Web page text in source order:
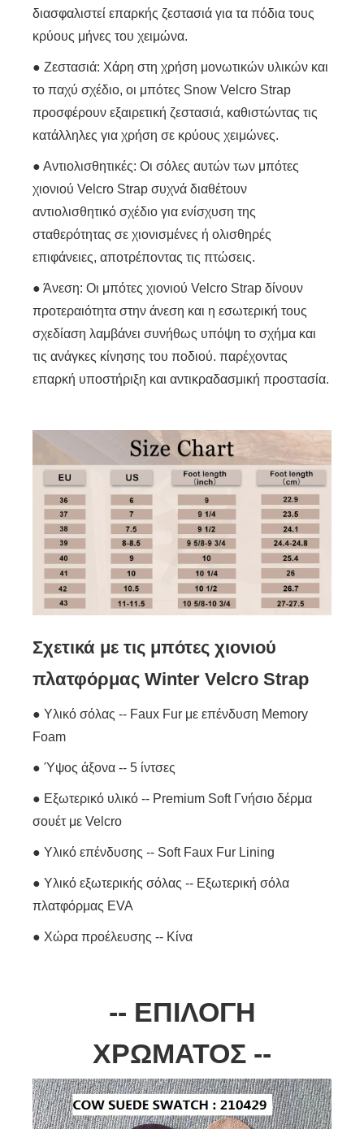
διασφαλιστεί επαρκής ζεστασιά για τα πόδια τους
κρύους μήνες του χειμώνα.
● Ζεστασιά: Χάρη στη χρήση μονωτικών υλικών και
το παχύ σχέδιο, οι μπότες Snow Velcro Strap
προσφέρουν εξαιρετική ζεστασιά, καθιστώντας τις
κατάλληλες για χρήση σε κρύους χειμώνες.
● Αντιολισθητικές: Οι σόλες αυτών των μπότες
χιονιού Velcro Strap συχνά διαθέτουν
αντιολισθητικό σχέδιο για ενίσχυση της
σταθερότητας σε χιονισμένες ή ολισθηρές
επιφάνειες, αποτρέποντας τις πτώσεις.
● Άνεση: Οι μπότες χιονιού Velcro Strap δίνουν
προτεραιότητα στην άνεση και η εσωτερική τους
σχεδίαση λαμβάνει συνήθως υπόψη το σχήμα και
τις ανάγκες κίνησης του ποδιού. παρέχοντας
επαρκή υποστήριξη και αντικραδασμική προστασία.
Σχετικά με τις μπότες χιονιού
πλατφόρμας Winter Velcro Strap
● Υλικό σόλας -- Faux Fur με επένδυση Memory
Foam
● Ύψος άξονα -- 5 ίντσες
● Εξωτερικό υλικό -- Premium Soft Γνήσιο δέρμα
σουέτ με Velcro
● Υλικό επένδυσης -- Soft Faux Fur Lining
● Υλικό εξωτερικής σόλας -- Εξωτερική σόλα
πλατφόρμας EVA
● Χώρα προέλευσης -- Κίνα
-- ΕΠΙΛΟΓΗ
ΧΡΩΜΑΤΟΣ --